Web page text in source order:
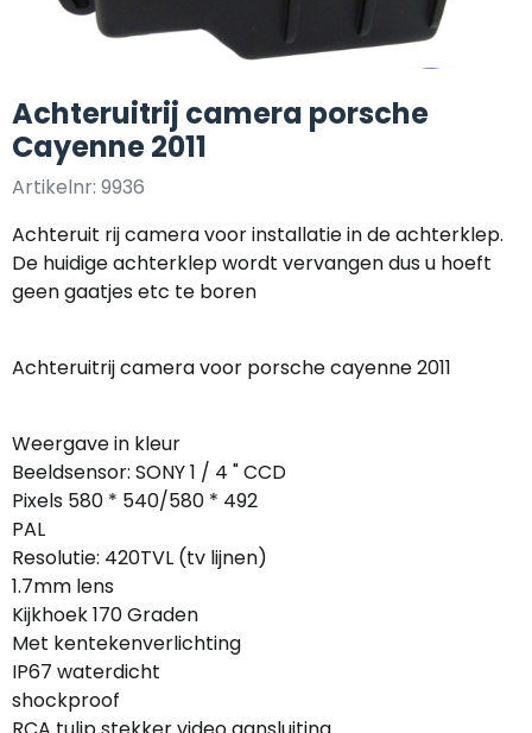
Achteruitrij camera porsche
Cayenne 2011
Artikelnr: 9936
Achteruit rij camera voor installatie in de achterklep.
De huidige achterklep wordt vervangen dus u hoeft
geen gaatjes etc te boren
Achteruitrij camera voor porsche cayenne 2011
Weergave in kleur
Beeldsensor: SONY 1 / 4 " CCD
Pixels 580 * 540/580 * 492
PAL
Resolutie: 420TVL (tv lijnen)
1.7mm lens
Kijkhoek 170 Graden
Met kentekenverlichting
IP67 waterdicht
shockproof